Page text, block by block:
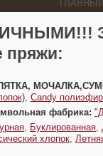
(383)
г.
пряжи:
(ПЯТКА,
Candy
фабрика:
Буклированная
хлопок